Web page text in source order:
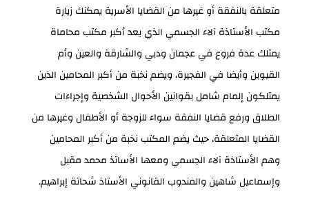
متعلقة بالنفقة أو غيرها من القضايا الأسرية يمكنك زيارة
مكتب الأستاذة آلاء الجسمي الذي يعد أكبر مكتب محاماة
يمتلك عدة فروع في عجمان ودبي والشارقة والعين وأم
القيوين وأيضا في الفجيرة، ويضم نخبة من أكبر المحامين الذين
يمتلكون إلمام شامل بقوانين الأحوال الشخصية وإجراءات
الطلاق ورفع قضايا النفقة سواء للزوجة أو الأطفال وغيرها من
القضايا المتعلقة، حيث يضم المكتب نخبة من أكبر المحامين
وهم الأستاذة آلاء الجسمي ومعها الأساتذ محمد مقبل
وإسماعيل شاهين والمندوب القانوني الأستاذ شحاتة إبراهيم.